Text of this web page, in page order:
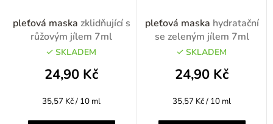
pleťová maska zklidňující s
růžovým jílem 7ml
SKLADEM
24,90 Kč
Měrná
35,57 Kč / 10 ml
pleťová maska hydratační
se zeleným jílem 7ml
SKLADEM
24,90 Kč
Měrná
35,57 Kč / 10 ml